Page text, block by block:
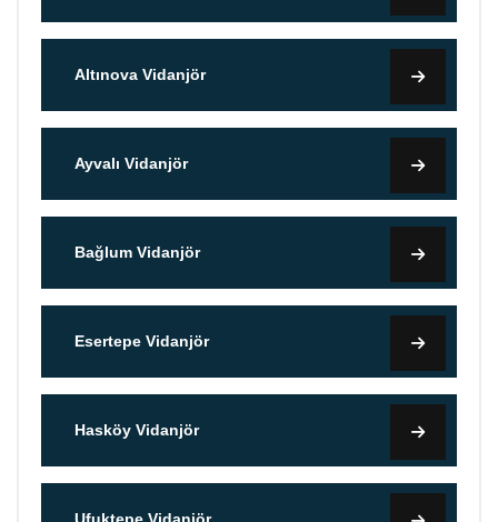
Altınova Vidanjör
Ayvalı Vidanjör
Bağlum Vidanjör
Esertepe Vidanjör
Hasköy Vidanjör